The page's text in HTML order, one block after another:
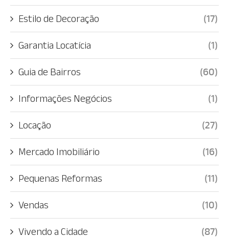
Estilo de Decoração (17)
Garantia Locatícia (1)
Guia de Bairros (60)
Informações Negócios (1)
Locação (27)
Mercado Imobiliário (16)
Pequenas Reformas (11)
Vendas (10)
Vivendo a Cidade (87)